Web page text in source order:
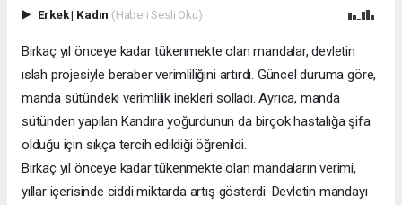
Erkek| Kadın (Haberi Sesli Oku)
Birkaç yıl önceye kadar tükenmekte olan mandalar, devletin
ıslah projesiyle beraber verimliliğini artırdı. Güncel duruma göre,
manda sütündeki verimlilik inekleri solladı. Ayrıca, manda
sütünden yapılan Kandıra yoğurdunun da birçok hastalığa şifa
olduğu için sıkça tercih edildiği öğrenildi.
Birkaç yıl önceye kadar tükenmekte olan mandaların verimi,
yıllar içerisinde ciddi miktarda artış gösterdi. Devletin mandayı